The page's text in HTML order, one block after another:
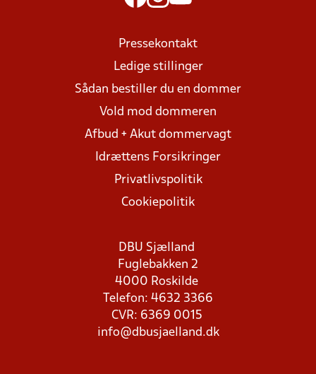
Pressekontakt
Ledige stillinger
Sådan bestiller du en dommer
Vold mod dommeren
Afbud + Akut dommervagt
Idrættens Forsikringer
Privatlivspolitik
Cookiepolitik
DBU Sjælland
Fuglebakken 2
4000 Roskilde
Telefon: 4632 3366
CVR: 6369 0015
info@dbusjaelland.dk